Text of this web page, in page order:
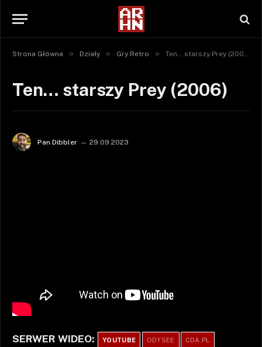
Strona Główna » Działy » Gry Retro » Ten… starszy Prey (2006)
Ten… starszy Prey (2006)
Pan Dibbler 29.09.2023
SERWER WIDEO: YOUTUBE ODYSEE CDA.PL